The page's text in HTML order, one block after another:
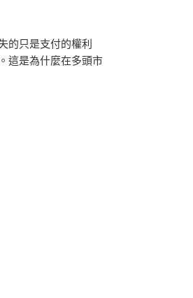
的只是支付的權利
這是為什麼在多頭市